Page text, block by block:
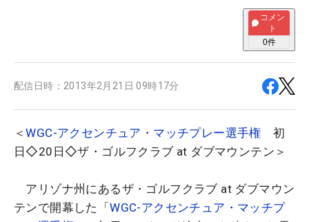
コメン
ト
0件
配信日時： 2013年2月21日 09時17分
＜WGC-アクセンチュア・マッチプレー選手権 初
日◇20日◇ザ・ゴルフクラブ at ダブマウンテン＞
アリゾナ州にあるザ・ゴルフクラブ at ダブマウン
テンで開幕した「WGC-アクセンチュア・マッチプ